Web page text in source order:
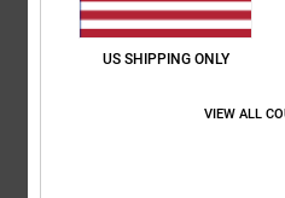
basado en2 reseñas
El 50% de nuestros
US SHIPPING ONLY
VIEW ALL